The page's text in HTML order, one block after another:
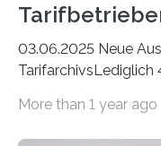
03.06.2025 Neue
TarifarchivsLediglich
tarifgebundenen
More than 1 year ago